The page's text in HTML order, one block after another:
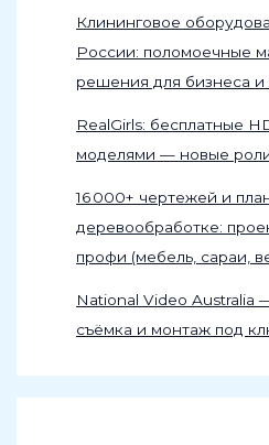
Клининговое
России: поломоечные
решения для бизнеса
RealGirls: бесплатные
моделями — новые
16 000+ чертежей и
деревообработке:
профи (мебель, сараи,
National Video
съёмка и монтаж под